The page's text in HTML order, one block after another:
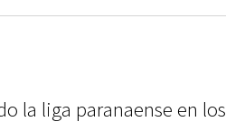
la liga paranaense en los